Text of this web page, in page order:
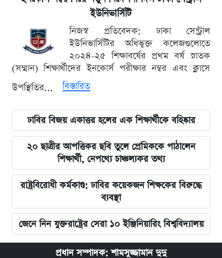
ইউনিভার্সিটি
নিজস্ব প্রতিবেদক: ঢাকা সেন্ট্রাল
ইউনিভার্সিটির অধিভুক্ত কলেজগুলোতে
২০২৪-২৫ শিক্ষাবর্ষের প্রথম বর্ষ স্নাতক
(সম্মান) শিক্ষার্থীদের ইনকোর্স পরীক্ষার নম্বর এবং ক্লাসে
উপস্থিতির...
বিস্তারিত
ঢাবির বিজয় একাত্তর হলের এক শিক্ষার্থীকে বহিষ্কার
২০ ছাত্রীর আপত্তিকর ছবি তুলে প্রেমিককে পাঠালেন
শিক্ষার্থী, নেপথ্যে চাঞ্চল্যকর তথ্য
রাষ্ট্রবিরোধী কর্মকাণ্ড: ঢাবির কয়েকজন শিক্ষকের বিরুদ্ধে
ব্যবস্থা
জেনে নিন যুক্তরাষ্ট্রের সেরা ১০ ইঞ্জিনিয়ারিং বিশ্ববিদ্যালয়
প্রধান সম্পাদক: শামসুজ্জামান দুদু